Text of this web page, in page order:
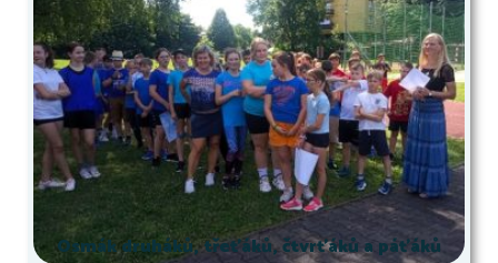
Osmák druháků, třeťáků, čtvrťáků a páťáků